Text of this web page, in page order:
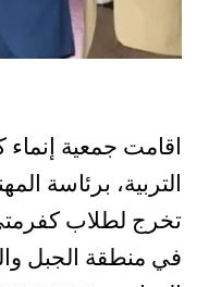
اقامت جمعية
التربية، برئاسة
تخرج لطلاب
في منطقة الجبل